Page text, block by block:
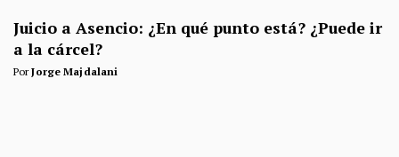
Juicio a Asencio: ¿En qué punto está? ¿Puede ir
a la cárcel?
PorJorge Majdalani